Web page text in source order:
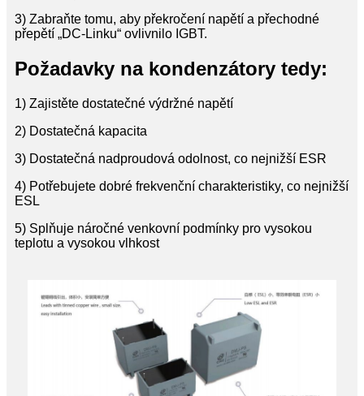
3) Zabraňte tomu, aby překročení napětí a přechodné
přepětí „DC-Linku“ ovlivnilo IGBT.
Požadavky na kondenzátory tedy:
1) Zajistěte dostatečné výdržné napětí
2) Dostatečná kapacita
3) Dostatečná nadproudová odolnost, co nejnižší ESR
4) Potřebujete dobré frekvenční charakteristiky, co nejnižší
ESL
5) Splňuje náročné venkovní podmínky pro vysokou
teplotu a vysokou vlhkost